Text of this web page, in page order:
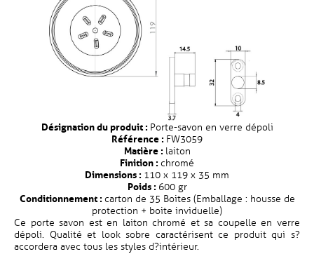
Désignation du produit : Porte-savon en verre dépoli
Référence : FW3059
Matière : laiton
Finition : chromé
Dimensions : 110 x 119 x 35 mm
Poids : 600 gr
Conditionnement : carton de 35 Boites (Emballage : housse de
protection + boite inviduelle)
Ce porte savon est en laiton chromé et sa coupelle en verre
dépoli. Qualité et look sobre caractérisent ce produit qui s?
accordera avec tous les styles d?intérieur.